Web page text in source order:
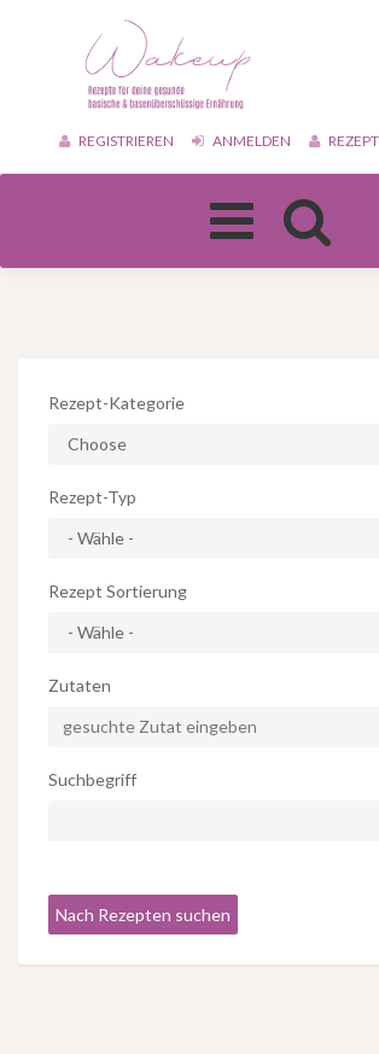
REGISTRIEREN ANMELDEN
Toggle
navigation
Rezept-Kategorie
Rezept-Typ
Rezept Sortierung
Zutaten
Suchbegriff
Nach Rezepten suchen